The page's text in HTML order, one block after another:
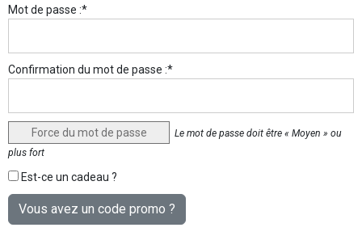
Mot de passe :*
Confirmation du mot de passe :*
Force du mot de passe
Le mot de passe doit être « Moyen » ou
plus fort
Est-ce un cadeau ?
Vous avez un code promo ?